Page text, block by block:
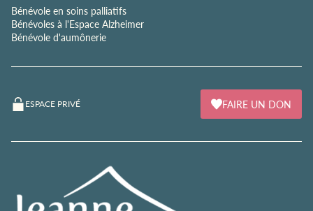
Bénévole en soins palliatifs
Bénévoles à l'Espace Alzheimer
Bénévole d'aumônerie
ESPACE PRIVÉ FAIRE UN DON